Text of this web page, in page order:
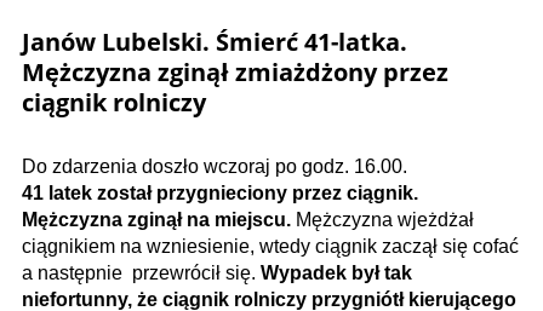
Janów Lubelski. Śmierć 41-latka.
Mężczyzna zginął zmiażdżony przez
ciągnik rolniczy
Do zdarzenia doszło wczoraj po godz. 16.00.
41 latek został przygnieciony przez ciągnik.
Mężczyzna zginął na miejscu. Mężczyzna wjeżdżał
ciągnikiem na wzniesienie, wtedy ciągnik zaczął się cofać
a następnie przewrócił się. Wypadek był tak
niefortunny, że ciągnik rolniczy przygniótł kierującego